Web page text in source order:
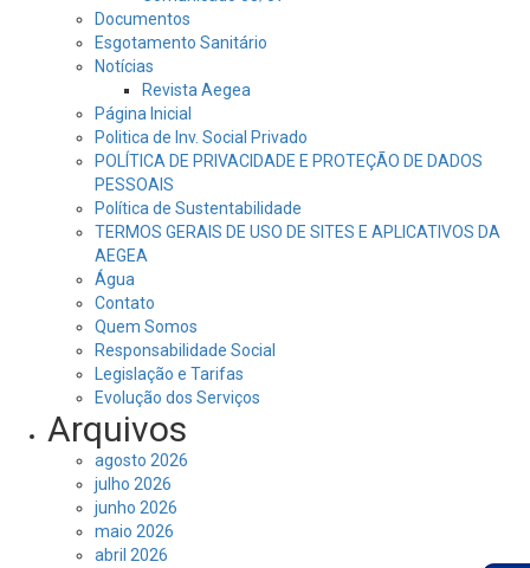
Documentos
Esgotamento Sanitário
Notícias
Revista Aegea
Página Inicial
Politica de Inv. Social Privado
POLÍTICA DE PRIVACIDADE E PROTEÇÃO DE DADOS
PESSOAIS
Política de Sustentabilidade
TERMOS GERAIS DE USO DE SITES E APLICATIVOS DA
AEGEA
Água
Contato
Quem Somos
Responsabilidade Social
Legislação e Tarifas
Evolução dos Serviços
Arquivos
agosto 2026
julho 2026
junho 2026
maio 2026
abril 2026